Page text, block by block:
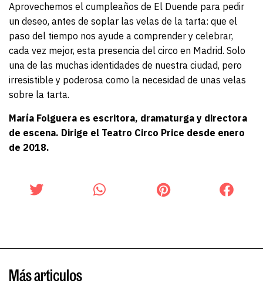
Aprovechemos el cumpleaños de El Duende para pedir
un deseo, antes de soplar las velas de la tarta: que el
paso del tiempo nos ayude a comprender y celebrar,
cada vez mejor, esta presencia del circo en Madrid. Solo
una de las muchas identidades de nuestra ciudad, pero
irresistible y poderosa como la necesidad de unas velas
sobre la tarta.
María Folguera es escritora, dramaturga y directora
de escena. Dirige el Teatro Circo Price desde enero
de 2018.
Más articulos